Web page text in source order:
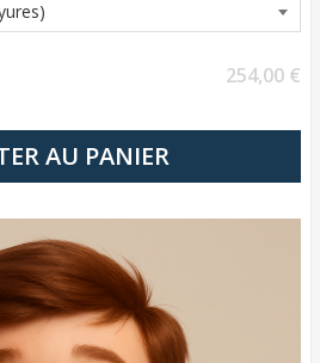
254,00 €